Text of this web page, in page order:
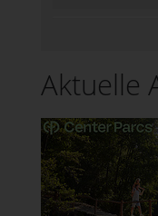
Aktuelle